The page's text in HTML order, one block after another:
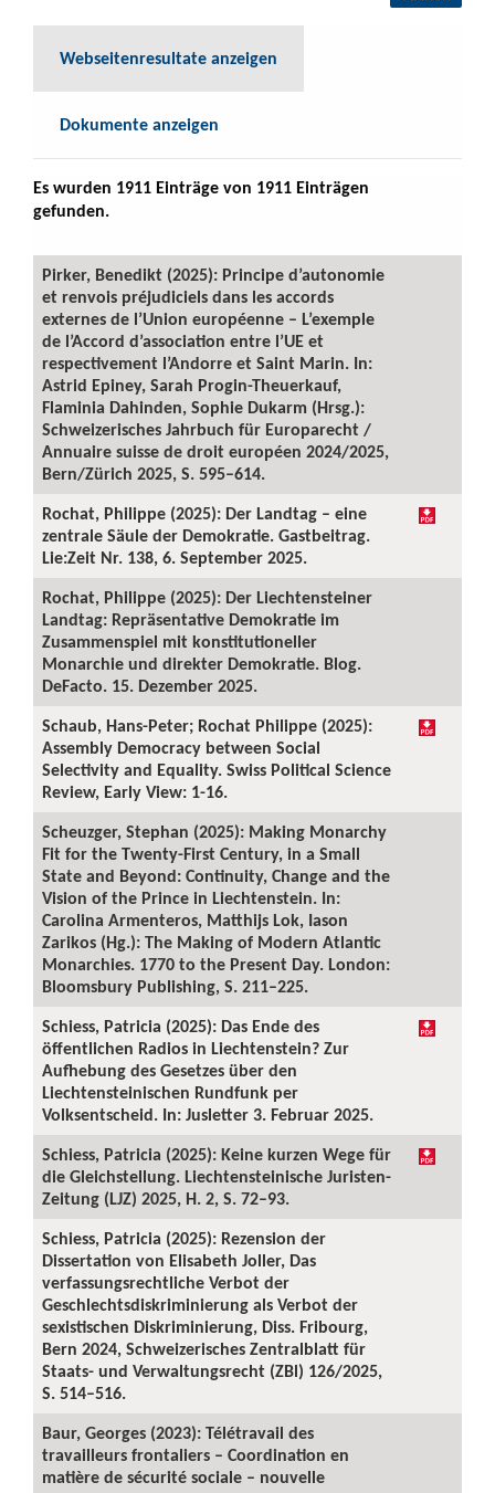
Webseitenresultate anzeigen
Dokumente anzeigen
Es wurden 1911 Einträge von 1911 Einträgen
gefunden.
Pirker, Benedikt (2025): Principe d’autonomie
et renvois préjudiciels dans les accords
externes de l’Union européenne – L’exemple
de l’Accord d’association entre l’UE et
respectivement l’Andorre et Saint Marin. In:
Astrid Epiney, Sarah Progin-Theuerkauf,
Flaminia Dahinden, Sophie Dukarm (Hrsg.):
Schweizerisches Jahrbuch für Europarecht /
Annuaire suisse de droit européen 2024/2025,
Bern/Zürich 2025, S. 595–614.
Rochat, Philippe (2025): Der Landtag – eine
zentrale Säule der Demokratie. Gastbeitrag.
Lie:Zeit Nr. 138, 6. September 2025.
Rochat, Philippe (2025): Der Liechtensteiner
Landtag: Repräsentative Demokratie im
Zusammenspiel mit konstitutioneller
Monarchie und direkter Demokratie. Blog.
DeFacto. 15. Dezember 2025.
Schaub, Hans-Peter; Rochat Philippe (2025):
Assembly Democracy between Social
Selectivity and Equality. Swiss Political Science
Review, Early View: 1-16.
Scheuzger, Stephan (2025): Making Monarchy
Fit for the Twenty-First Century, in a Small
State and Beyond: Continuity, Change and the
Vision of the Prince in Liechtenstein. In:
Carolina Armenteros, Matthijs Lok, Iason
Zarikos (Hg.): The Making of Modern Atlantic
Monarchies. 1770 to the Present Day. London:
Bloomsbury Publishing, S. 211–225.
Schiess, Patricia (2025): Das Ende des
öffentlichen Radios in Liechtenstein? Zur
Aufhebung des Gesetzes über den
Liechtensteinischen Rundfunk per
Volksentscheid. In: Jusletter 3. Februar 2025.
Schiess, Patricia (2025): Keine kurzen Wege für
die Gleichstellung. Liechtensteinische Juristen-
Zeitung (LJZ) 2025, H. 2, S. 72–93.
Schiess, Patricia (2025): Rezension der
Dissertation von Elisabeth Joller, Das
verfassungsrechtliche Verbot der
Geschlechtsdiskriminierung als Verbot der
sexistischen Diskriminierung, Diss. Fribourg,
Bern 2024, Schweizerisches Zentralblatt für
Staats- und Verwaltungsrecht (ZBl) 126/2025,
S. 514–516.
Baur, Georges (2023): Télétravail des
travailleurs frontaliers – Coordination en
matière de sécurité sociale – nouvelle